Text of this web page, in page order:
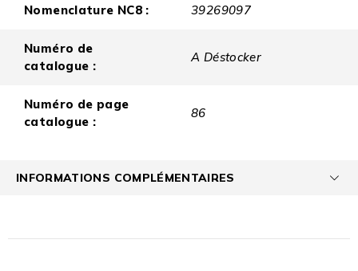
Nomenclature NC8 : 39269097
Numéro de
catalogue :
A Déstocker
Numéro de page
catalogue :
86
INFORMATIONS COMPLÉMENTAIRES